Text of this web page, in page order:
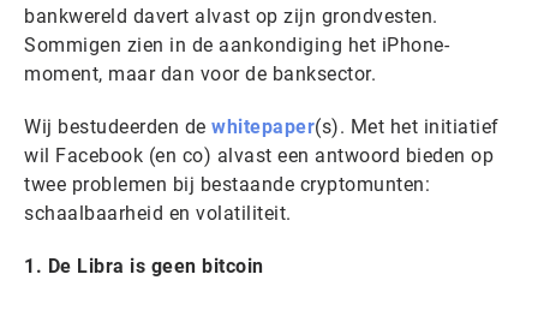
bankwereld davert alvast op zijn grondvesten.
Sommigen zien in de aankondiging het iPhone-
moment, maar dan voor de banksector.
Wij bestudeerden de whitepaper(s). Met het initiatief
wil Facebook (en co) alvast een antwoord bieden op
twee problemen bij bestaande cryptomunten:
schaalbaarheid en volatiliteit.
1. De Libra is geen bitcoin